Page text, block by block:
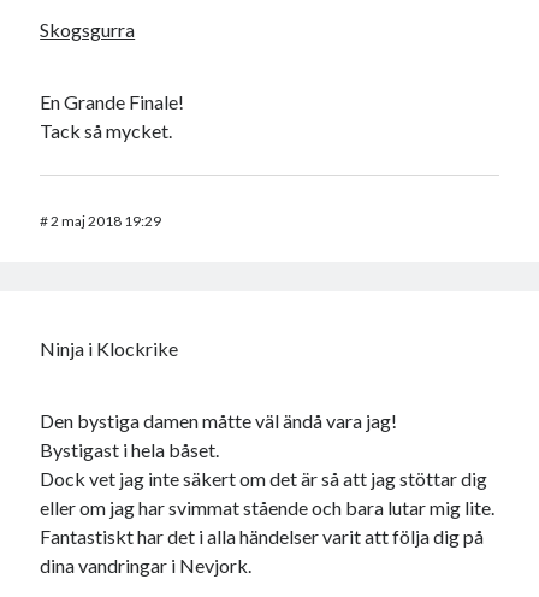
Skogsgurra
En Grande Finale!
Tack så mycket.
#2 maj 2018 19:29
Ninja i Klockrike
Den bystiga damen måtte väl ändå vara jag!
Bystigast i hela båset.
Dock vet jag inte säkert om det är så att jag stöttar dig
eller om jag har svimmat stående och bara lutar mig lite.
Fantastiskt har det i alla händelser varit att följa dig på
dina vandringar i Nevjork.